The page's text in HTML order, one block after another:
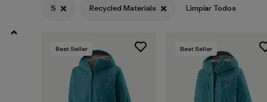
Filtrar por
Materials & Fabric
Product Family
S Recycled Materials Limpiar Todos
Best Seller Best Seller